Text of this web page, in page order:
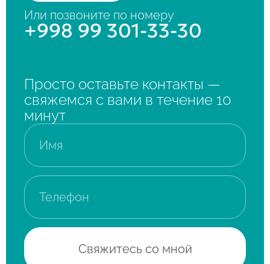
Или позвоните по номеру
+998 99 301-33-30
Просто оставьте контакты —
свяжемся с вами в течение 10
минут
Свяжитесь со мной